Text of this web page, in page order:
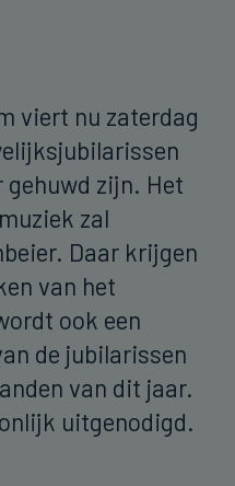
viert nu zaterdag
gehuwd zijn. Het
zal
Daar krijgen
van het
ook een
de jubilarissen
van dit jaar.
uitgenodigd.